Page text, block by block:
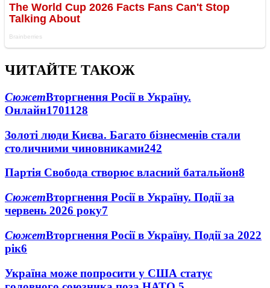
ЧИТАЙТЕ ТАКОЖ
СюжетВторгнення Росії в Україну.
Онлайн1701128
Золоті люди Києва. Багато бізнесменів стали
столичними чиновниками242
Партія Свобода створює власний батальйон8
СюжетВторгнення Росії в Україну. Події за
червень 2026 року7
СюжетВторгнення Росії в Україну. Події за 2022
рік6
Україна може попросити у США статус